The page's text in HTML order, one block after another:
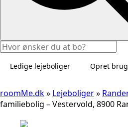
Ledige lejeboliger Opret
roomMe.dk» Lejeboliger»
familiebolig – Vestervold, 8900